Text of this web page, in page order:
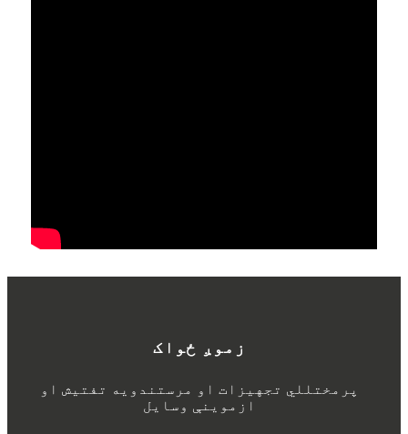
زموږ ځواک
پرمختللي تجهیزات او مرستندویه تفتیش او
ازموینې وسایل